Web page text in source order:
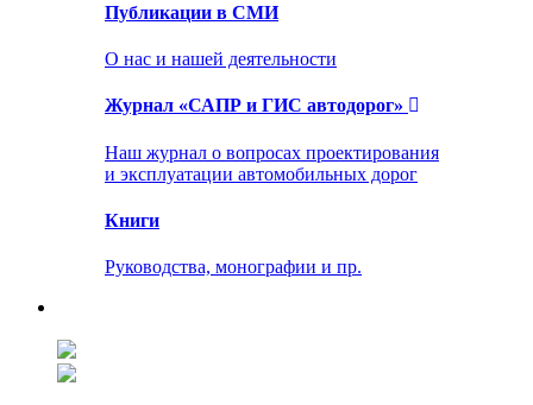
Публикации в СМИ
О нас и нашей деятельности
Журнал «САПР и ГИС автодорог»
Наш журнал о вопросах проектирования
и эксплуатации автомобильных дорог
Книги
Руководства, монографии и пр.